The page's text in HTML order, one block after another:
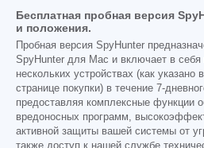
Бесплатная пробная версия
и положения.
Пробная версия SpyHunter
SpyHunter для Mac и включает в себя
нескольких устройствах (как
странице покупки) в течение 7-
предоставляя комплексные функции
вредоносных программ,
активной защиты вашей системы от
также доступ к нашей службе